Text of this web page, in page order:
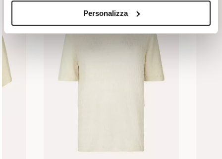
Personalizza